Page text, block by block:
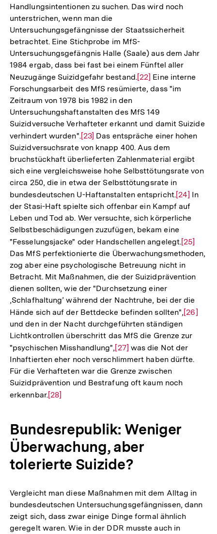
Handlungsintentionen zu suchen. Das wird noch
unterstrichen, wenn man die
Untersuchungsgefängnisse der Staatssicherheit
betrachtet. Eine Stichprobe im MfS-
Untersuchungsgefängnis Halle (Saale) aus dem Jahr
1984 ergab, dass bei fast bei einem Fünftel aller
Neuzugänge Suizidgefahr bestand.Zur
Auflösung
Fußnote
[22] Eine interne
Forschungsarbeit des MfS resümierte, dass "im
Zeitraum von 1978 bis 1982 in den
Untersuchungshaftanstalten des MfS 149
Suizidversuche Verhafteter erkannt und damit Suizide
verhindert wurden".Zur
Auflösung
der
Fußnote
[23] Das entspräche einer hohen
Suizidversuchsrate von knapp 400. Aus dem
bruchstückhaft überlieferten Zahlenmaterial ergibt
sich eine vergleichsweise hohe Selbsttötungsrate von
circa 250, die in etwa der Selbsttötungsrate in
bundesdeutschen U-Haftanstalten entspricht.Zur
Auflösung
der
Fußnote
[24] In
der Stasi-Haft spielte sich offenbar ein Kampf auf
Leben und Tod ab. Wer versuchte, sich körperliche
Selbstbeschädigungen zuzufügen, bekam eine
"Fesselungsjacke" oder Handschellen angelegt.Zur
der
Fußnote
[25]
Das MfS perfektionierte die Überwachungsmethoden,
zog aber eine psychologische Betreuung nicht in
Betracht. Mit Maßnahmen, die der Suizidprävention
dienen sollten, wie der "Durchsetzung einer
‚Schlafhaltung’ während der Nachtruhe, bei der die
Hände sich auf der Bettdecke befinden sollten",Zur
der
Fußnote
[26]
und den in der Nacht durchgeführten ständigen
Lichtkontrollen überschritt das MfS die Grenze zur
"psychischen Misshandlung",Zur
Auflösung
der
Fußnote
[27] was die Not der
Inhaftierten eher noch verschlimmert haben dürfte.
Für die Verhafteten war die Grenze zwischen
Suizidprävention und Bestrafung oft kaum noch
erkennbar.Zur
Fußnote
[28]
Bundesrepublik: Weniger
Überwachung, aber
tolerierte Suizide?
Vergleicht man diese Maßnahmen mit dem Alltag in
bundesdeutschen Untersuchungsgefängnissen, dann
zeigt sich, dass zwar einige Dinge formal ähnlich
geregelt waren. Wie in der DDR musste auch in